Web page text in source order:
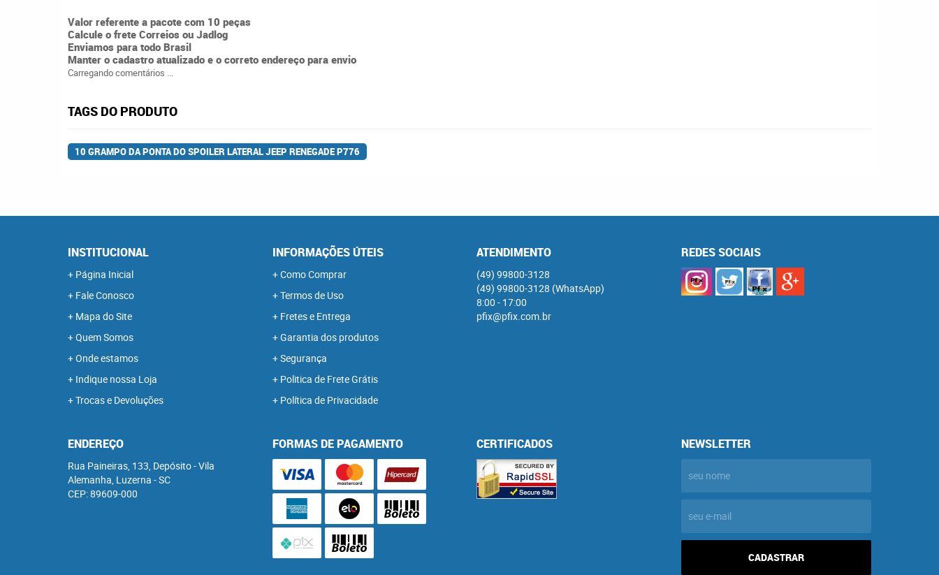
Valor referente a pacote com 10 peças
Calcule o frete Correios ou Jadlog
Enviamos para todo Brasil
Manter o cadastro atualizado e o correto endereço para envio
Carregando comentários ...
TAGS DO PRODUTO
10 GRAMPO DA PONTA DO SPOILER LATERAL JEEP RENEGADE P776
INSTITUCIONAL
Página Inicial
Fale Conosco
Mapa do Site
Quem Somos
Onde estamos
Indique nossa Loja
Trocas e Devoluções
INFORMAÇÕES ÚTEIS
Como Comprar
Termos de Uso
Fretes e Entrega
Garantia dos produtos
Segurança
Politica de Frete Grátis
Política de Privacidade
ATENDIMENTO
(49) 99800-3128
(49) 99800-3128 (WhatsApp)
8:00 - 17:00
pfix@pfix.com.br
REDES SOCIAIS
ENDEREÇO
Rua Paineiras, 133, Depósito-Vila
Alemanha, Luzerna -SC
CEP: 89609-000
FORMAS DE PAGAMENTO CERTIFICADOS NEWSLETTER
CADASTRAR